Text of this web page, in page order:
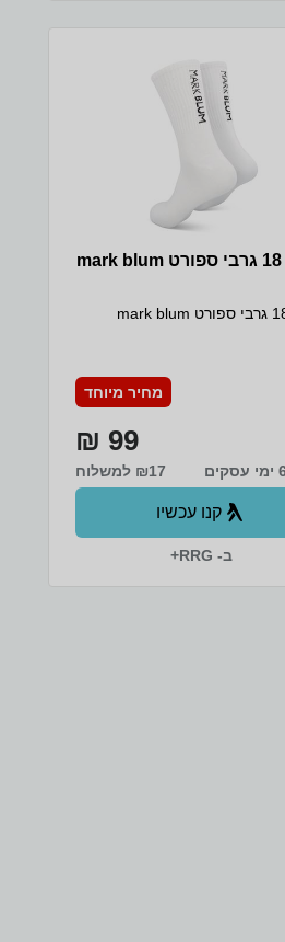
מחיר מיוחד
99 ₪
₪17 למשלוח
קנו עכשיו
ב- RRG+